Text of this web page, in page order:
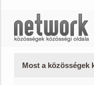
Most a közösségek